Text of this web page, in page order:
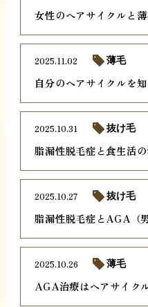
女性のヘアサイクルと
自分のヘアサイクルを
2025.11.02 薄毛
脂漏性脱毛症と食生活
2025.10.31 抜け毛
脂漏性脱毛症とAGA（
2025.10.27 抜け毛
AGA治療はヘアサイク
2025.10.26 薄毛